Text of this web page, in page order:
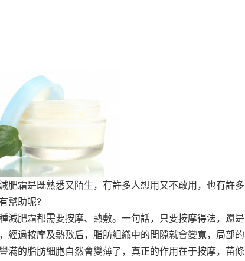
肥霜是既熟悉又陌生，有許多人想用又不敢用，也有許多
幫助呢?
減肥霜都需要按摩、熱敷。一句話，只要按摩得法，還是
經過按摩及熱敷后，脂肪組織中的間隙就會變寬，局部的
滿的脂肪細胞自然會變薄了，真正的作用在于按摩，苗條